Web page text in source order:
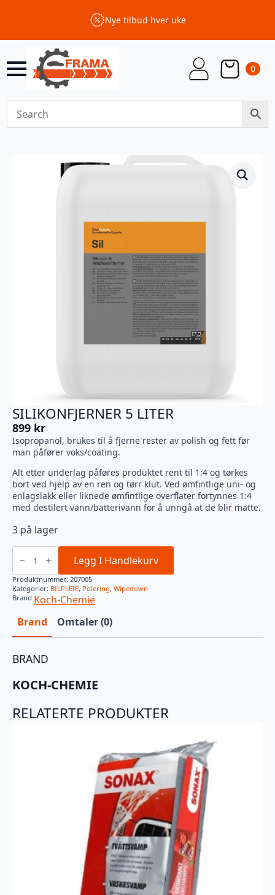
Nye tilbud hver uke
0
SILIKONFJERNER 5 LITER
899 kr
Isopropanol, brukes til å fjerne rester av polish og fett før
man påfører voks/coating.
Alt etter underlag påføres produktet rent til 1:4 og tørkes
bort ved hjelp av en ren og tørr klut. Ved ømfintlige uni- og
enlagslakk eller liknede ømfintlige overflater fortynnes 1:4
med destilert vann/batterivann for å unngå at de blir matte.
3 på lager
Silikonfjerner
antall
Legg I Handlekurv
Produktnummer: 207005
Kategorier: BILPLEIE, Polering, Wipedown
Brand:Koch-Chemie
Brand
Omtaler (0)
BRAND
KOCH-CHEMIE
RELATERTE PRODUKTER